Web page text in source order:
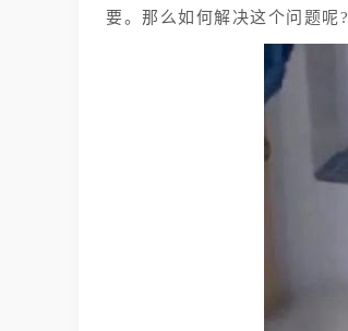
要。那么如何解决这个问题呢?